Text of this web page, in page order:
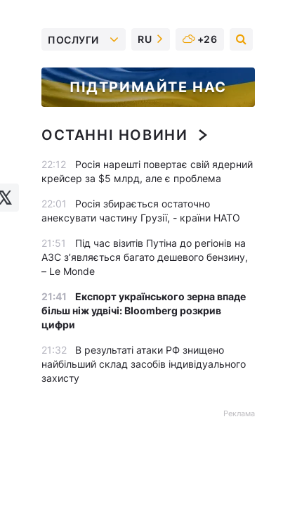
ПОСЛУГИ RU +26
ПІДТРИМАЙТЕ НАС
ОСТАННІ НОВИНИ
22:12
Росія нарешті повертає свій ядерний
крейсер за $5 млрд, але є проблема
22:01
Росія збирається остаточно
анексувати частину Грузії, - країни НАТО
21:51
Під час візитів Путіна до регіонів на
АЗС з’являється багато дешевого бензину,
– Le Monde
21:41
Експорт українського зерна впаде
більш ніж удвічі: Bloomberg розкрив
цифри
21:32
В результаті атаки РФ знищено
найбільший склад засобів індивідуального
захисту
Реклама